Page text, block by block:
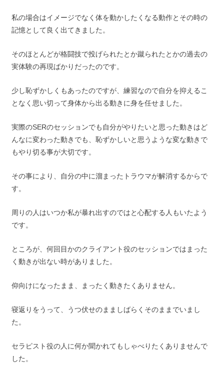
私の場合はイメージでなく体を動かしたくなる動作とその時の
記憶として良く出てきました。
そのほとんどが格闘技で投げられたとか蹴られたとかの過去の
実体験の再現ばかりだったのです。
少し恥ずかしくもあったのですが、練習なので自分を抑えるこ
となく思い切って身体から出る動きに身を任せました。
実際のSERのセッションでも自分がやりたいと思った動きはど
んなに変わった動きでも、恥ずかしいと思うような変な動きで
もやり切る事が大切です。
その事により、自分の中に溜まったトラウマが解消するからで
す。
周りの人はいつか私が暴れ出すのではと心配する人もいたよう
です。
ところが、何回目かのクライアント役のセッションではまった
く動きが出ない時がありました。
仰向けになったまま、まったく動きたくありません。
寝返りをうって、うつ伏せのまましばらくそのままでいまし
た。
セラピスト役の人に何か聞かれてもしゃべりたくありませんで
した。